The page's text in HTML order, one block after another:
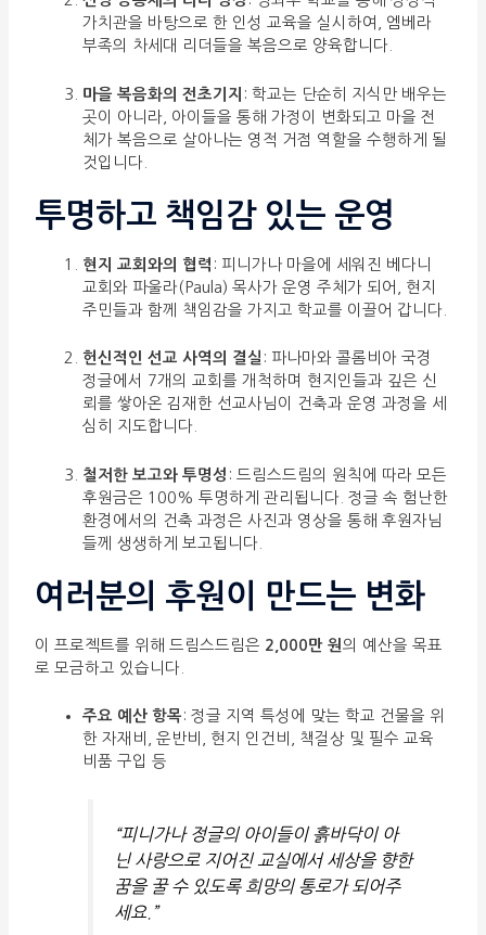
가치관을 바탕으로 한 인성 교육을 실시하여, 엠베라
부족의 차세대 리더들을 복음으로 양육합니다.
마을 복음화의 전초기지 : 학교는 단순히 지식만 배우는
곳이 아니라, 아이들을 통해 가정이 변화되고 마을 전
체가 복음으로 살아나는 영적 거점 역할을 수행하게 될
것입니다.
투명하고 책임감 있는 운영
현지 교회와의 협력 : 피니가나 마을에 세워진 베다니
교회와 파울라(Paula) 목사가 운영 주체가 되어, 현지
주민들과 함께 책임감을 가지고 학교를 이끌어 갑니다.
헌신적인 선교 사역의 결실 : 파나마와 콜롬비아 국경
정글에서 7개의 교회를 개척하며 현지인들과 깊은 신
뢰를 쌓아온 김재한 선교사님이 건축과 운영 과정을 세
심히 지도합니다.
철저한 보고와 투명성 : 드림스드림의 원칙에 따라 모든
후원금은 100% 투명하게 관리됩니다. 정글 속 험난한
환경에서의 건축 과정은 사진과 영상을 통해 후원자님
들께 생생하게 보고됩니다.
여러분의 후원이 만드는 변화
이 프로젝트를 위해 드림스드림은 2,000만 원의 예산을 목표
로 모금하고 있습니다.
주요 예산 항목 : 정글 지역 특성에 맞는 학교 건물을 위
한 자재비, 운반비, 현지 인건비, 책걸상 및 필수 교육
비품 구입 등
“피니가나 정글의 아이들이 흙바닥이 아
닌 사랑으로 지어진 교실에서 세상을 향한
꿈을 꿀 수 있도록 희망의 통로가 되어주
세요.”